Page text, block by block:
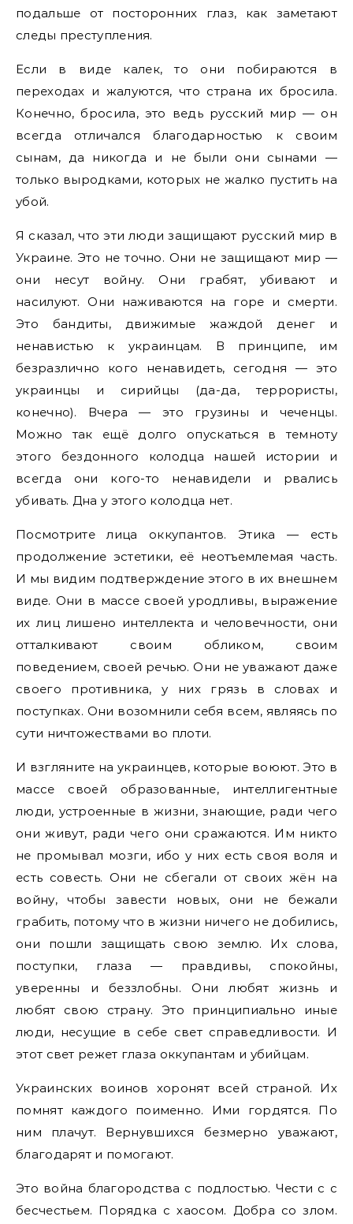
подальше от посторонних глаз, как заметают
следы преступления.
Если в виде калек, то они побираются в
переходах и жалуются, что страна их бросила.
Конечно, бросила, это ведь русский мир — он
всегда отличался благодарностью к своим
сынам, да никогда и не были они сынами —
только выродками, которых не жалко пустить на
убой.
Я сказал, что эти люди защищают русский мир в
Украине. Это не точно. Они не защищают мир —
они несут войну. Они грабят, убивают и
насилуют. Они наживаются на горе и смерти.
Это бандиты, движимые жаждой денег и
ненавистью к украинцам. В принципе, им
безразлично кого ненавидеть, сегодня — это
украинцы и сирийцы (да-да, террористы,
конечно). Вчера — это грузины и чеченцы.
Можно так ещё долго опускаться в темноту
этого бездонного колодца нашей истории и
всегда они кого-то ненавидели и рвались
убивать. Дна у этого колодца нет.
Посмотрите лица оккупантов. Этика — есть
продолжение эстетики, её неотъемлемая часть.
И мы видим подтверждение этого в их внешнем
виде. Они в массе своей уродливы, выражение
их лиц лишено интеллекта и человечности, они
отталкивают своим обликом, своим
поведением, своей речью. Они не уважают даже
своего противника, у них грязь в словах и
поступках. Они возомнили себя всем, являясь по
сути ничтожествами во плоти.
И взгляните на украинцев, которые воюют. Это в
массе своей образованные, интеллигентные
люди, устроенные в жизни, знающие, ради чего
они живут, ради чего они сражаются. Им никто
не промывал мозги, ибо у них есть своя воля и
есть совесть. Они не сбегали от своих жён на
войну, чтобы завести новых, они не бежали
грабить, потому что в жизни ничего не добились,
они пошли защищать свою землю. Их слова,
поступки, глаза — правдивы, спокойны,
уверенны и беззлобны. Они любят жизнь и
любят свою страну. Это принципиально иные
люди, несущие в себе свет справедливости. И
этот свет режет глаза оккупантам и убийцам.
Украинских воинов хоронят всей страной. Их
помнят каждого поименно. Ими гордятся. По
ним плачут. Вернувшихся безмерно уважают,
благодарят и помогают.
Это война благородства с подлостью. Чести с с
бесчестьем. Порядка с хаосом. Добра со злом.